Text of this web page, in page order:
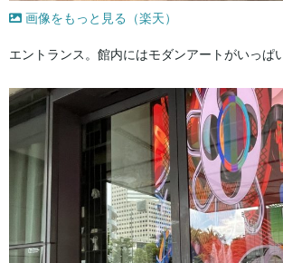
画像をもっと見る（楽天）
エントランス。館内にはモダンアートがいっぱ